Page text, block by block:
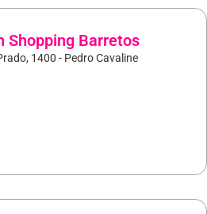
Shopping Barretos
1400 - Pedro Cavaline